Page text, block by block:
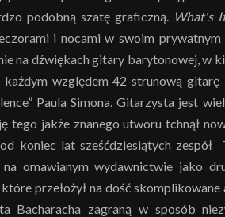
podobną szatę graficzną. What's
i nocami w swoim
na dźwiękach gitary barytonowej, w
względem 42-strunową
Paula Simona. Gitarzysta jest
tego jakże znanego utworu tchnął
koniec lat sześćdziesiątych zespół
na omawianym wydawnictwie jako
przełożył na dość
Bacharacha zagraną w sposób